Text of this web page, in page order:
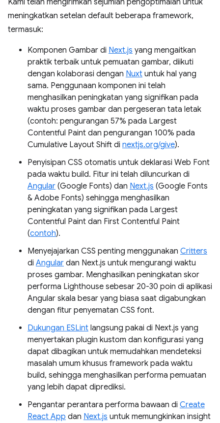
Kami telah mengirimkan sejumlah pengoptimalan untuk
meningkatkan setelan default beberapa framework,
termasuk:
Komponen Gambar di Next.js yang mengaitkan
praktik terbaik untuk pemuatan gambar, diikuti
dengan kolaborasi dengan Nuxt untuk hal yang
sama. Penggunaan komponen ini telah
menghasilkan peningkatan yang signifikan pada
waktu proses gambar dan pergeseran tata letak
(contoh: pengurangan 57% pada Largest
Contentful Paint dan pengurangan 100% pada
Cumulative Layout Shift di nextjs.org/give).
Penyisipan CSS otomatis untuk deklarasi Web Font
pada waktu build. Fitur ini telah diluncurkan di
Angular (Google Fonts) dan Next.js (Google Fonts
& Adobe Fonts) sehingga menghasilkan
peningkatan yang signifikan pada Largest
Contentful Paint dan First Contentful Paint
(contoh).
Menyejajarkan CSS penting menggunakan Critters
di Angular dan Next.js untuk mengurangi waktu
proses gambar. Menghasilkan peningkatan skor
performa Lighthouse sebesar 20-30 poin di aplikasi
Angular skala besar yang biasa saat digabungkan
dengan fitur penyematan CSS font.
Dukungan ESLint langsung pakai di Next.js yang
menyertakan plugin kustom dan konfigurasi yang
dapat dibagikan untuk memudahkan mendeteksi
masalah umum khusus framework pada waktu
build, sehingga menghasilkan performa pemuatan
yang lebih dapat diprediksi.
Pengantar perantara performa bawaan di Create
React App dan Next.js untuk memungkinkan insight